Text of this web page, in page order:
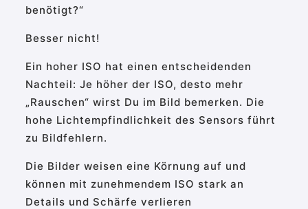
benötigt?“
Besser nicht!
Ein hoher ISO hat einen entscheidenden
Nachteil: Je höher der ISO, desto mehr
„Rauschen“ wirst Du im Bild bemerken. Die
hohe Lichtempfindlichkeit des Sensors führt
zu Bildfehlern.
Die Bilder weisen eine Körnung auf und
können mit zunehmendem ISO stark an
Details und Schärfe verlieren